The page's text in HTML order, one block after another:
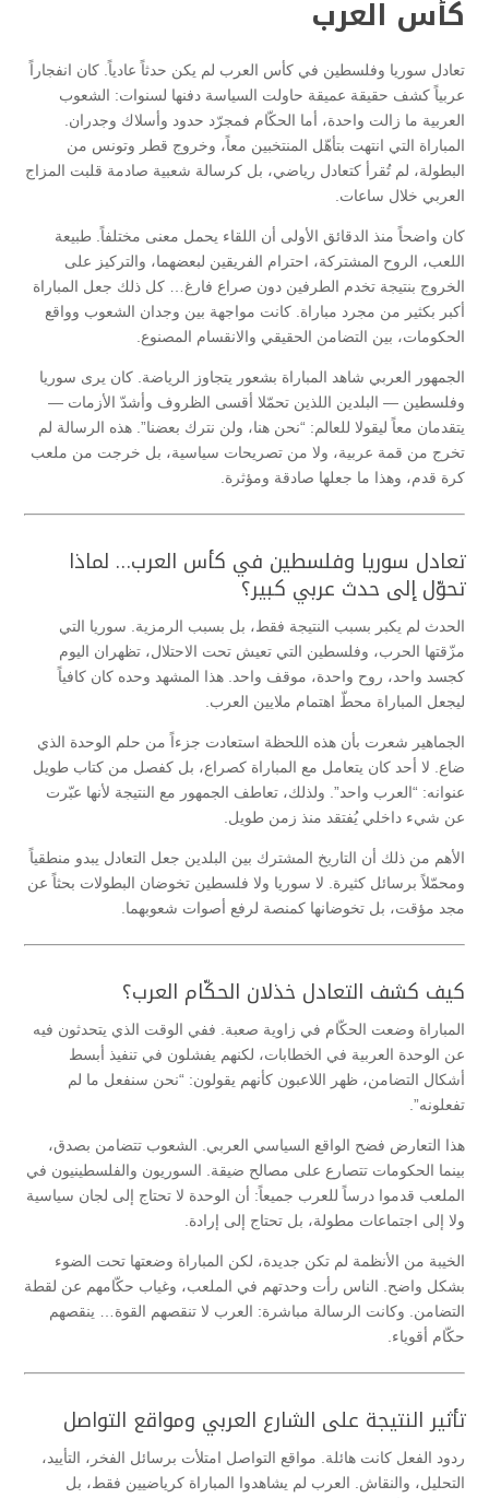
كأس العرب
تعادل سوريا وفلسطين في كأس العرب لم يكن حدثاً عادياً. كان انفجاراً
عربياً كشف حقيقة عميقة حاولت السياسة دفنها لسنوات: الشعوب
العربية ما زالت واحدة، أما الحكّام فمجرّد حدود وأسلاك وجدران.
المباراة التي انتهت بتأهّل المنتخبين معاً، وخروج قطر وتونس من
البطولة، لم تُقرأ كتعادل رياضي، بل كرسالة شعبية صادمة قلبت المزاج
العربي خلال ساعات.
كان واضحاً منذ الدقائق الأولى أن اللقاء يحمل معنى مختلفاً. طبيعة
اللعب، الروح المشتركة، احترام الفريقين لبعضهما، والتركيز على
الخروج بنتيجة تخدم الطرفين دون صراع فارغ… كل ذلك جعل المباراة
أكبر بكثير من مجرد مباراة. كانت مواجهة بين وجدان الشعوب وواقع
الحكومات، بين التضامن الحقيقي والانقسام المصنوع.
الجمهور العربي شاهد المباراة بشعور يتجاوز الرياضة. كان يرى سوريا
وفلسطين — البلدين اللذين تحمّلا أقسى الظروف وأشدّ الأزمات —
يتقدمان معاً ليقولا للعالم: “نحن هنا، ولن نترك بعضنا”. هذه الرسالة لم
تخرج من قمة عربية، ولا من تصريحات سياسية، بل خرجت من ملعب
كرة قدم، وهذا ما جعلها صادقة ومؤثرة.
تعادل سوريا وفلسطين في كأس العرب… لماذا
تحوّل إلى حدث عربي كبير؟
الحدث لم يكبر بسبب النتيجة فقط، بل بسبب الرمزية. سوريا التي
مزّقتها الحرب، وفلسطين التي تعيش تحت الاحتلال، تظهران اليوم
كجسد واحد، روح واحدة، موقف واحد. هذا المشهد وحده كان كافياً
ليجعل المباراة محطّ اهتمام ملايين العرب.
الجماهير شعرت بأن هذه اللحظة استعادت جزءاً من حلم الوحدة الذي
ضاع. لا أحد كان يتعامل مع المباراة كصراع، بل كفصل من كتاب طويل
عنوانه: “العرب واحد”. ولذلك، تعاطف الجمهور مع النتيجة لأنها عبّرت
عن شيء داخلي يُفتقد منذ زمن طويل.
الأهم من ذلك أن التاريخ المشترك بين البلدين جعل التعادل يبدو منطقياً
ومحمّلاً برسائل كثيرة. لا سوريا ولا فلسطين تخوضان البطولات بحثاً عن
مجد مؤقت، بل تخوضانها كمنصة لرفع أصوات شعوبهما.
كيف كشف التعادل خذلان الحكّام العرب؟
المباراة وضعت الحكّام في زاوية صعبة. ففي الوقت الذي يتحدثون فيه
عن الوحدة العربية في الخطابات، لكنهم يفشلون في تنفيذ أبسط
أشكال التضامن، ظهر اللاعبون كأنهم يقولون: “نحن سنفعل ما لم
تفعلونه”.
هذا التعارض فضح الواقع السياسي العربي. الشعوب تتضامن بصدق،
بينما الحكومات تتصارع على مصالح ضيقة. السوريون والفلسطينيون في
الملعب قدموا درساً للعرب جميعاً: أن الوحدة لا تحتاج إلى لجان سياسية
ولا إلى اجتماعات مطولة، بل تحتاج إلى إرادة.
الخيبة من الأنظمة لم تكن جديدة، لكن المباراة وضعتها تحت الضوء
بشكل واضح. الناس رأت وحدتهم في الملعب، وغياب حكّامهم عن لقطة
التضامن. وكانت الرسالة مباشرة: العرب لا تنقصهم القوة… ينقصهم
حكّام أقوياء.
تأثير النتيجة على الشارع العربي ومواقع التواصل
ردود الفعل كانت هائلة. مواقع التواصل امتلأت برسائل الفخر، التأييد،
التحليل، والنقاش. العرب لم يشاهدوا المباراة كرياضيين فقط، بل